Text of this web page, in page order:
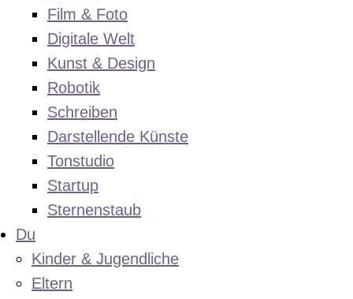
Film & Foto
Digitale Welt
Kunst & Design
Robotik
Schreiben
Darstellende Künste
Tonstudio
Startup
Sternenstaub
Du
Kinder & Jugendliche
Eltern